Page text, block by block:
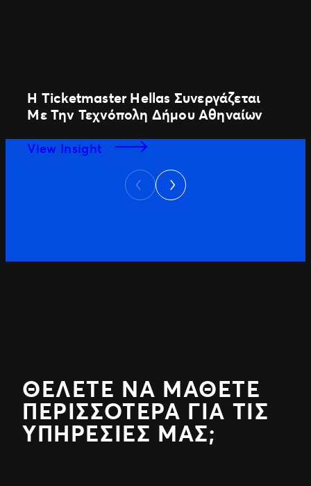
Η Ticketmaster Hellas Συνεργάζεται
Με Την Τεχνόπολη Δήμου Αθηναίων
View Insight
Previous
Next
ΘΈΛΕΤΕ ΝΑ ΜΆΘΕΤΕ
ΠΕΡΙΣΣΌΤΕΡΑ ΓΙΑ ΤΙΣ
ΥΠΗΡΕΣΊΕΣ ΜΑΣ;